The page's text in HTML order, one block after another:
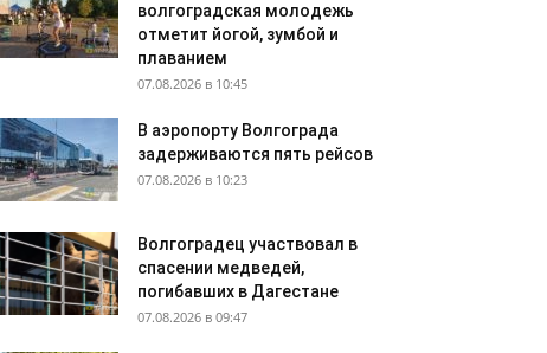
волгоградская молодежь
отметит йогой, зумбой и
плаванием
07.08.2026 в 10:45
В аэропорту Волгограда
задерживаются пять рейсов
07.08.2026 в 10:23
Волгоградец участвовал в
спасении медведей,
погибавших в Дагестане
07.08.2026 в 09:47